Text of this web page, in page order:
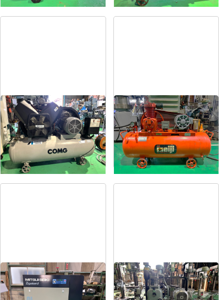
コンプレッサー
メーカー アネスト岩田
形 式TLP55-10
年 式2004
コンプレッサー
メーカー 明治
形 式H-2
年 式1981
コンプレッサー
メーカー 三井精機
コンプレッサー
メーカー 日立